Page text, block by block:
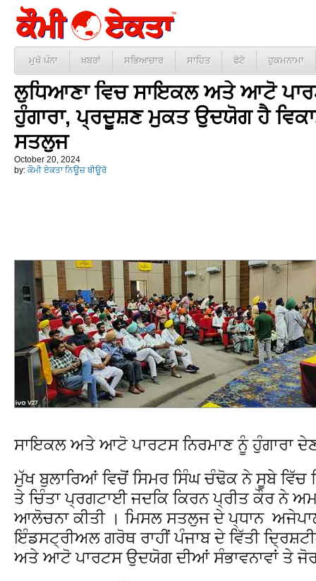
ਮੁਖੱ ਪੰਨਾ ਖ਼ਬਰਾਂ ਸਭਿਆਚਾਰ ਸਾਹਿਤ ਫੋਟੋ ਹੁਕਮਨਾਮਾ
ਲੁਧਿਆਣਾ ਵਿਚ ਸਾਇਕਲ ਅਤੇ ਆਟੋ
ਹੁੰਗਾਰਾ, ਪ੍ਰਦੂਸ਼ਣ ਮੁਕਤ ਉਦਯੋਗ ਹੈ
ਸਤਲੁਜ
October 20, 2024
by: ਕੌਮੀ ਏਕਤਾ ਨਿਊਜ਼ ਬੀਊਰੋ
ਸਾਇਕਲ ਅਤੇ ਆਟੋ ਪਾਰਟਸ ਨਿਰਮਾਣ ਨੂੰ ਹੁੰਗਾਰਾ
ਮੁੱਖ ਬੁਲਾਰਿਆਂ ਵਿਚੋਂ ਸਿਮਰ ਸਿੰਘ ਚੰਢੋਕ ਨੇ ਸੂਬੇ ਵਿੱਚ
ਤੇ ਚਿੰਤਾ ਪ੍ਰਗਟਾਈ ਜਦਕਿ ਕਿਰਨ ਪ੍ਰੀਤ ਕੌਰ ਨੇ
ਆਲੋਚਨਾ ਕੀਤੀ । ਮਿਸਲ ਸਤਲੁਜ ਦੇ ਪ੍ਧਾਨ
ਇੰਡਸਟ੍ਰੀਅਲ ਗਰੋਥ ਰਾਹੀਂ ਪੰਜਾਬ ਦੇ ਵਿੱਤੀ
ਅਤੇ ਆਟੋ ਪਾਰਟਸ ਉਦਯੋਗ ਦੀਆਂ ਸੰਭਾਵਨਾਵਾਂ ਤੇ ਜੋਰ